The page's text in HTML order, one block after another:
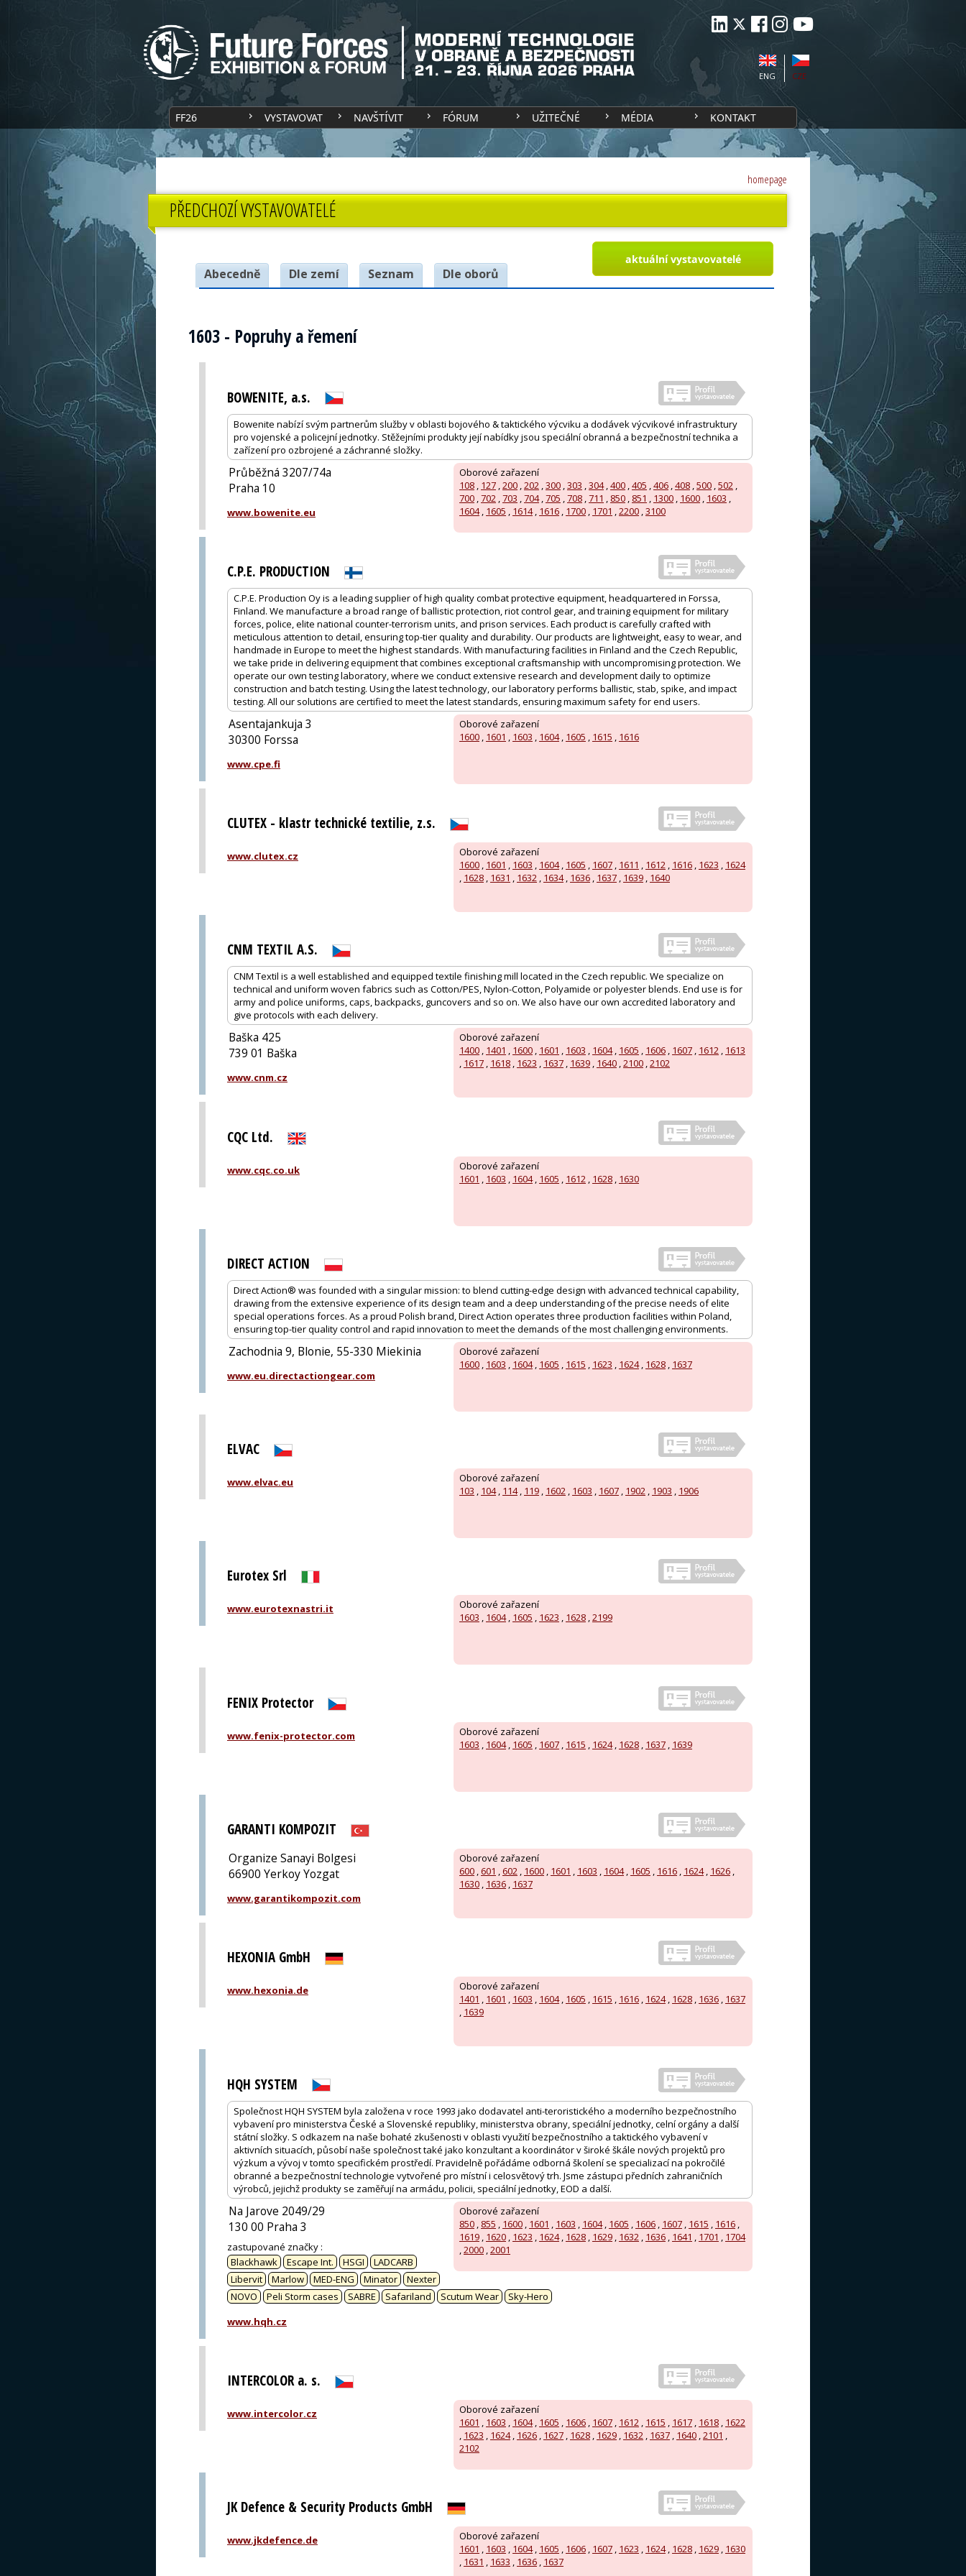
CZE
ENG
FF26 VYSTAVOVAT NAVŠTÍVIT FÓRUM UŽITEČNÉ MÉDIA KONTAKT
homepage
PŘEDCHOZÍ VYSTAVOVATELÉ
aktuální vystavovatelé
Abecedně Dle zemí Seznam Dle oborů
1603 - Popruhy a řemení
BOWENITE, a.s.
Bowenite nabízí svým partnerům služby v oblasti bojového & taktického výcviku a dodávek výcvikové infrastruktury
pro vojenské a policejní jednotky. Stěžejními produkty její nabídky jsou speciální obranná a bezpečnostní technika a
zařízení pro ozbrojené a záchranné složky.
Oborové zařazení
108 , 127 ,200 ,202 ,300 ,303 ,304,400 ,405 ,406 ,408 ,500 ,502 ,
700 ,702 ,703 ,704,705 ,708 ,711 , 850 , 851 , 1300 , 1600 , 1603 ,
1604, 1605 , 1614, 1616 , 1700 , 1701 ,2200 ,3100
Průběžná 3207/74a
Praha 10
www.bowenite.eu
C.P.E. PRODUCTION
C.P.E. Production Oy is a leading supplier of high quality combat protective equipment, headquartered in Forssa,
Finland. We manufacture a broad range of ballistic protection, riot control gear, and training equipment for military
forces, police, elite national counter-terrorism units, and prison services. Each product is carefully crafted with
meticulous attention to detail, ensuring top-tier quality and durability. Our products are lightweight, easy to wear, and
handmade in Europe to meet the highest standards. With manufacturing facilities in Finland and the Czech Republic,
we take pride in delivering equipment that combines exceptional craftsmanship with uncompromising protection. We
operate our own testing laboratory, where we conduct extensive research and development daily to optimize
construction and batch testing. Using the latest technology, our laboratory performs ballistic, stab, spike, and impact
testing. All our solutions are certified to meet the latest standards, ensuring maximum safety for end users.
Oborové zařazení
1600 , 1601 , 1603 , 1604, 1605 , 1615 , 1616
Asentajankuja 3
30300 Forssa
www.cpe.fi
CLUTEX - klastr technické textilie, z.s.
Oborové zařazení
1600 , 1601 , 1603 , 1604, 1605 , 1607 , 1611 , 1612 , 1616 , 1623 , 1624
, 1628 , 1631 , 1632 , 1634, 1636 , 1637 , 1639 , 1640
www.clutex.cz
CNM TEXTIL A.S.
CNM Textil is a well established and equipped textile finishing mill located in the Czech republic. We specialize on
technical and uniform woven fabrics such as Cotton/PES, Nylon-Cotton, Polyamide or polyester blends. End use is for
army and police uniforms, caps, backpacks, guncovers and so on. We also have our own accredited laboratory and
give protocols with each delivery.
Oborové zařazení
1400 , 1401 , 1600 , 1601 , 1603 , 1604, 1605 , 1606 , 1607 , 1612 , 1613
, 1617 , 1618 , 1623 , 1637 , 1639 , 1640 ,2100 ,2102
Baška 425
739 01 Baška
www.cnm.cz
CQC Ltd.
Oborové zařazení
1601 , 1603 , 1604, 1605 , 1612 , 1628 , 1630
www.cqc.co.uk
DIRECT ACTION
Direct Action® was founded with a singular mission: to blend cutting-edge design with advanced technical capability,
drawing from the extensive experience of its design team and a deep understanding of the precise needs of elite
special operations forces. As a proud Polish brand, Direct Action operates three production facilities within Poland,
ensuring top-tier quality control and rapid innovation to meet the demands of the most challenging environments.
Oborové zařazení
1600 , 1603 , 1604, 1605 , 1615 , 1623 , 1624, 1628 , 1637
Zachodnia 9, Blonie, 55-330 Miekinia
www.eu.directactiongear.com
ELVAC
Oborové zařazení
103 , 104, 114, 119 , 1602 , 1603 , 1607 , 1902 , 1903 , 1906
www.elvac.eu
Eurotex Srl
Oborové zařazení
1603 , 1604, 1605 , 1623 , 1628 ,2199
www.eurotexnastri.it
FENIX Protector
Oborové zařazení
1603 , 1604, 1605 , 1607 , 1615 , 1624, 1628 , 1637 , 1639
www.fenix-protector.com
GARANTI KOMPOZIT
Oborové zařazení
600 , 601 , 602 , 1600 , 1601 , 1603 , 1604, 1605 , 1616 , 1624, 1626 ,
1630 , 1636 , 1637
Organize Sanayi Bolgesi
66900 Yerkoy Yozgat
www.garantikompozit.com
HEXONIA GmbH
Oborové zařazení
1401 , 1601 , 1603 , 1604, 1605 , 1615 , 1616 , 1624, 1628 , 1636 , 1637
, 1639
www.hexonia.de
HQH SYSTEM
Společnost HQH SYSTEM byla založena v roce 1993 jako dodavatel anti-teroristického a moderního bezpečnostního
vybavení pro ministerstva České a Slovenské republiky, ministerstva obrany, speciální jednotky, celní orgány a další
státní složky. S odkazem na naše bohaté zkušenosti v oblasti využití bezpečnostního a taktického vybavení v
aktivních situacích, působí naše společnost také jako konzultant a koordinátor v široké škále nových projektů pro
výzkum a vývoj v tomto specifickém prostředí. Pravidelně pořádáme odborná školení se specializací na pokročilé
obranné a bezpečnostní technologie vytvořené pro místní i celosvětový trh. Jsme zástupci předních zahraničních
výrobců, jejichž produkty se zaměřují na armádu, policii, speciální jednotky, EOD a další.
Oborové zařazení
850 855 1600 1601 1603 1604, 1605 1606 1607 1615 1616
1619 1620 1623 1624, 1628 1629 1632 1636 1641 1701
1704
2000 2001
Na Jarove 2049/29
130 00 Praha 3
zastupované značky :
Blackhawk
Escape Int. HSGI
LADCARB
Libervit
Marlow MED-ENG Minator
Nexter
NOVO
Peli Storm cases SABRE Safariland Scutum Wear
Sky-Hero
www.hqh.cz
INTERCOLOR a. s.
Oborové zařazení
1601 , 1603 , 1604, 1605 , 1606 , 1607 , 1612 , 1615 , 1617 , 1618 , 1622
, 1623 , 1624, 1626 , 1627 , 1628 , 1629 , 1632 , 1637 , 1640 ,2101 ,
2102
www.intercolor.cz
JK Defence & Security Products GmbH
Oborové zařazení
1601 , 1603 , 1604, 1605 , 1606 , 1607 , 1623 , 1624, 1628 , 1629 , 1630
, 1631 , 1633 , 1636 , 1637
www.jkdefence.de